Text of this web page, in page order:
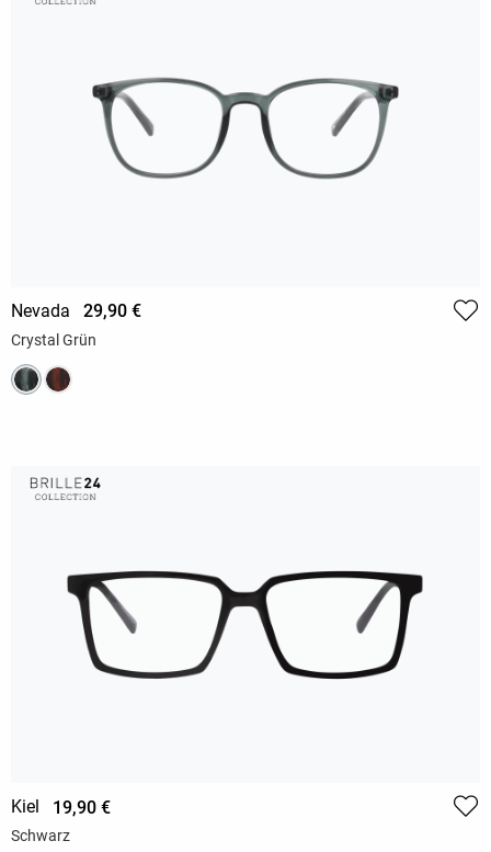
Nevada 29,90 €
Crystal Grün
Kiel 19,90 €
Schwarz